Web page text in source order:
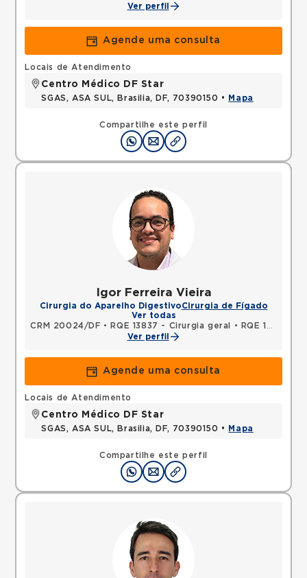
Ver perfil
Agende uma consulta
Compartilhe este perfil
Locais de Atendimento
Centro Médico DF Star
SGAS, ASA SUL, Brasilia, DF, 70390150 • Mapa
Igor Ferreira Vieira
Cirurgia do Aparelho DigestivoCirurgia de Fígado
Ver todas
CRM 20024/DF • RQE 13837 - Cirurgia geral •
RQE 15803 - Cirurgia do aparelho digestivo
Ver perfil
Agende uma consulta
Compartilhe este perfil
Locais de Atendimento
Centro Médico DF Star
SGAS, ASA SUL, Brasilia, DF, 70390150 • Mapa